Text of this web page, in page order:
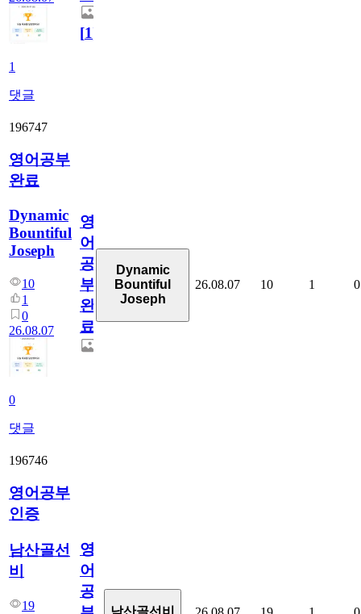
1
댓글
[1]
196747
영어공부
완료
Dynamic
Bountiful
Joseph
10
1
0
26.08.07
0
댓글
영
어
공
부
완
료
Dynamic
Bountiful
Joseph
26.08.07 10 1 0
196746
영어공부
인증
남산골선
비
19
영
어
공